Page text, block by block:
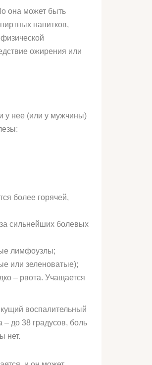
она может быть
напитков,
ожирения или
у нее (или у мужчины)
более горячей,
сильнейших болевых
лимфоузлы;
или зеленоватые);
– рвота. Учащается
воспалительный
до 38 градусов, боль
нет.